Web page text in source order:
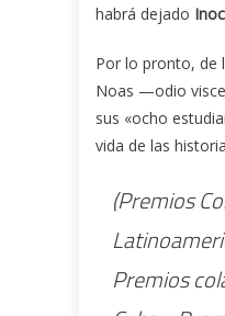
habrá dejado
Por lo pronto, de
Noas —odio
sus «ocho
vida de las
(Premios
Premios